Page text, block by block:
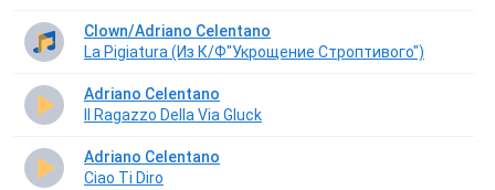
Clown/Adriano Celentano
La Pigiatura (Из К/Ф"Укрощение Строптивого")
Adriano Celentano
Il Ragazzo Della Via Gluck
Adriano Celentano
Ciao Ti Diro